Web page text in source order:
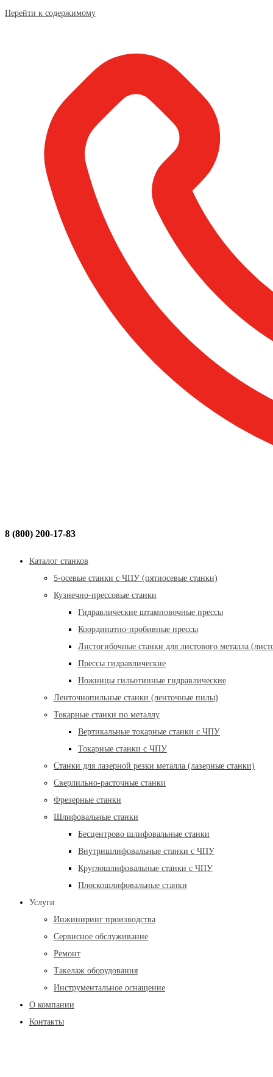
Перейти к содержимому
8 (800) 200-17-83
Каталог станков
5-осевые станки с ЧПУ (пятиосевые станки)
Кузнечно-прессовые станки
Гидравлические штамповочные прессы
Координатно-пробивные прессы
Листогибочные станки для листового металла
Прессы гидравлические
Ножницы гильотинные гидравлические
Ленточнопильные станки (ленточные пилы)
Токарные станки по металлу
Вертикальные токарные станки с ЧПУ
Токарные станки с ЧПУ
Станки для лазерной резки металла (лазерные станки)
Сверлильно-расточные станки
Фрезерные станки
Шлифовальные станки
Бесцентрово шлифовальные станки
Внутришлифовальные станки с ЧПУ
Круглошлифовальные станки с ЧПУ
Плоскошлифовальные станки
Услуги
Инжиниринг производства
Сервисное обслуживание
Ремонт
Такелаж оборудования
Инструментальное оснащение
О компании
Контакты